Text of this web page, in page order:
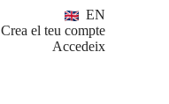
EN
Crea el teu compte
Accedeix